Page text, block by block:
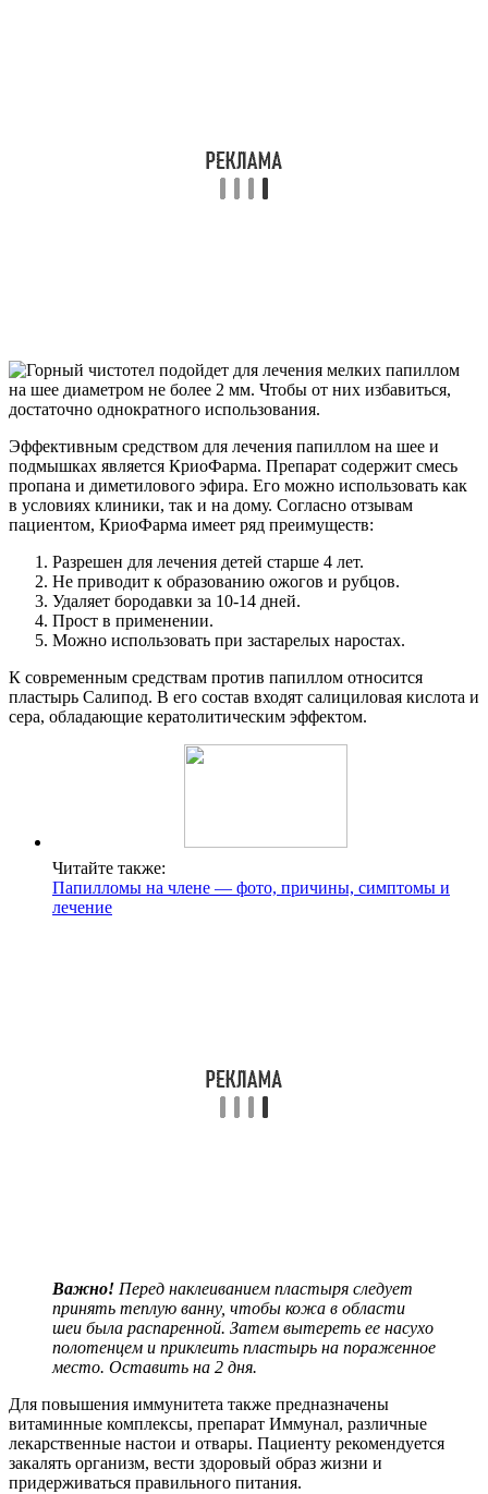
Эффективным средством для лечения папиллом на шее и
подмышках является КриоФарма. Препарат содержит смесь
пропана и диметилового эфира. Его можно использовать как
в условиях клиники, так и на дому. Согласно отзывам
пациентом, КриоФарма имеет ряд преимуществ:
Разрешен для лечения детей старше 4 лет.
Не приводит к образованию ожогов и рубцов.
Удаляет бородавки за 10-14 дней.
Прост в применении.
Можно использовать при застарелых наростах.
К современным средствам против папиллом относится
пластырь Салипод. В его состав входят салициловая кислота и
сера, обладающие кератолитическим эффектом.
Читайте также:
Папилломы на члене — фото, причины, симптомы и
лечение
Важно! Перед наклеиванием пластыря следует
принять теплую ванну, чтобы кожа в области
шеи была распаренной. Затем вытереть ее насухо
полотенцем и приклеить пластырь на пораженное
место. Оставить на 2 дня.
Для повышения иммунитета также предназначены
витаминные комплексы, препарат Иммунал, различные
лекарственные настои и отвары. Пациенту рекомендуется
закалять организм, вести здоровый образ жизни и
придерживаться правильного питания.